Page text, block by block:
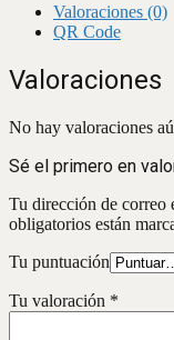
Valoraciones (0)
QR Code
Valoraciones
No hay valoraciones
Sé el primero en
Tu dirección de correo
obligatorios están
Tu puntuación
Tu valoración *